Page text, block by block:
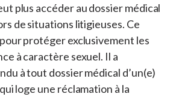
plus accéder au dossier médical
de situations litigieuses. Ce
protéger exclusivement les
à caractère sexuel. Il a
à tout dossier médical d’un(e)
loge une réclamation à la